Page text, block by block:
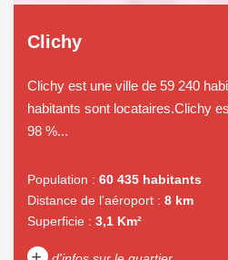
Clichy
Clichy est une ville de 59 240
habitants sont locataires.Clichy
98 %...
Population : 60 435 habitants
Distance de l'aéroport : 8 km
Superficie : 3,1 Km²
+